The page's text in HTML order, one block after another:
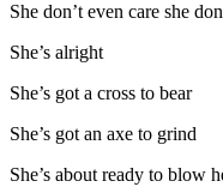
She don’t even care she
She’s alright
She’s got a cross to bear
She’s got an axe to grind
She’s about ready to blow